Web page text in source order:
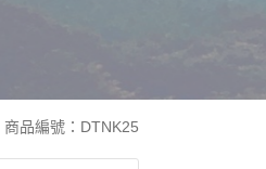
商品編號：DTNK25